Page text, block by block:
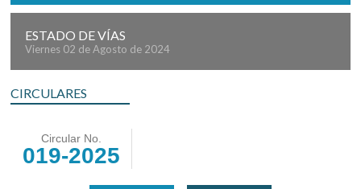
ESTADO DE VÍAS
Viernes 02 de Agosto de 2024
CIRCULARES
Circular No.
019-2025